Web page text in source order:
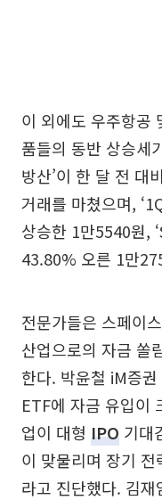
이 외에도 우주항공
품들의 동반 상승세
방산’이 한 달 전 대
거래를 마쳤으며,
상승한 1만5540원,
43.80% 오른 1만
전문가들은 스페이
산업으로의 자금 쏠
한다. 박윤철 iM증
ETF에 자금 유입이
업이 대형 IPO 기대
이 맞물리며 장기
라고 진단했다. 김